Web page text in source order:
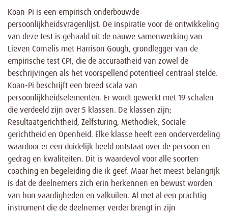
Koan-Pi is een empirisch onderbouwde
persoonlijkheidsvragenlijst. De inspiratie voor de ontwikkeling
van deze test is gehaald uit de nauwe samenwerking van
Lieven Cornelis met Harrison Gough, grondlegger van de
empirische test CPI, die de accuraatheid van zowel de
beschrijvingen als het voorspellend potentieel centraal stelde.
Koan-Pi beschrijft een breed scala van
persoonlijkheidselementen. Er wordt gewerkt met 19 schalen
die verdeeld zijn over 5 klassen. De klassen zijn;
Resultaatgerichtheid, Zelfsturing, Methodiek, Sociale
gerichtheid en Openheid. Elke klasse heeft een onderverdeling
waardoor er een duidelijk beeld ontstaat over de persoon en
gedrag en kwaliteiten. Dit is waardevol voor alle soorten
coaching en begeleiding die ik geef. Maar het meest belangrijk
is dat de deelnemers zich erin herkennen en bewust worden
van hun vaardigheden en valkuilen. Al met al een prachtig
instrument die de deelnemer verder brengt in zijn